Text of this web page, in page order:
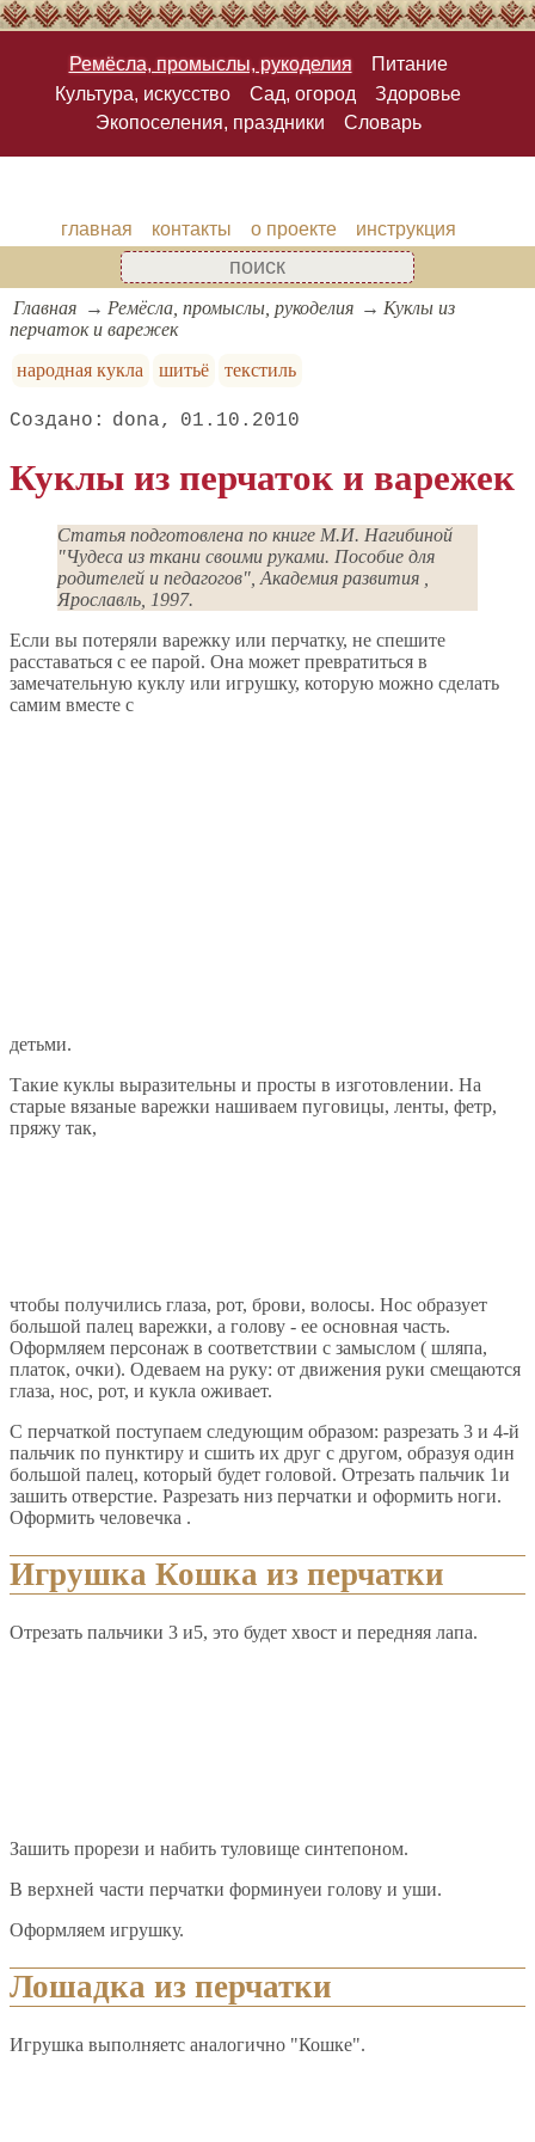
Ремёсла, промыслы, рукоделия
Питание
Культура, искусство
Сад, огород
Здоровье
Экопоселения, праздники
Словарь
главная контакты о проекте инструкция
Главная Ремёсла, промыслы, рукоделия
Куклы из
перчаток и варежек
народная кукла
шитьё текстиль
dona 01.10.2010
Куклы из перчаток и варежек
Статья подготовлена по книге М.И. Нагибиной
"Чудеса из ткани своими руками. Пособие для
родителей и педагогов", Академия развития ,
Ярославль, 1997.
Если вы потеряли варежку или перчатку, не спешите
расставаться с ее парой. Она может превратиться в
замечательную куклу или игрушку, которую можно сделать
самим вместе с
детьми.
Такие куклы выразительны и просты в изготовлении. На
старые вязаные варежки нашиваем пуговицы, ленты, фетр,
пряжу так,
чтобы получились глаза, рот, брови, волосы. Нос образует
большой палец варежки, а голову - ее основная часть.
Оформляем персонаж в соответствии с замыслом ( шляпа,
платок, очки). Одеваем на руку: от движения руки смещаются
глаза, нос, рот, и кукла оживает.
С перчаткой поступаем следующим образом: разрезать 3 и 4-й
пальчик по пунктиру и сшить их друг с другом, образуя один
большой палец, который будет головой. Отрезать пальчик 1и
зашить отверстие. Разрезать низ перчатки и оформить ноги.
Оформить человечка .
Игрушка Кошка из перчатки
Отрезать пальчики 3 и5, это будет хвост и передняя лапа.
Зашить прорези и набить туловище синтепоном.
В верхней части перчатки форминуеи голову и уши.
Оформляем игрушку.
Лошадка из перчатки
Игрушка выполняетс аналогично "Кошке".